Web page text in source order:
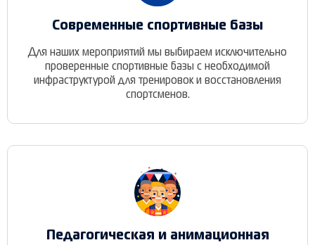
Современные спортивные базы
Для наших мероприятий мы выбираем исключительно
проверенные спортивные базы с необходимой
инфраструктурой для тренировок и восстановления
спортсменов.
Педагогическая и анимационная